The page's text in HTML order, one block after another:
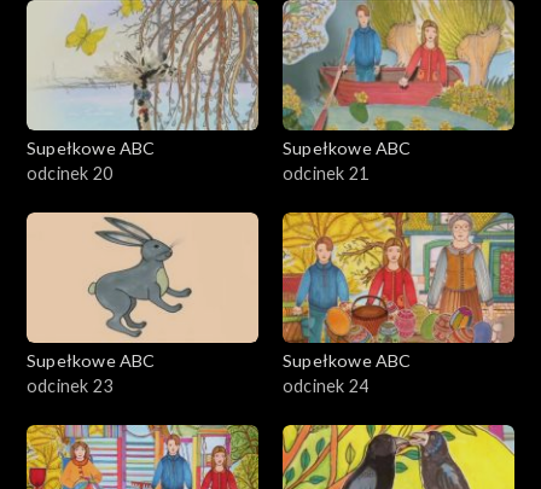
Supełkowe ABC
odcinek 20
Supełkowe ABC
odcinek 21
Supełkowe ABC
odcinek 23
Supełkowe ABC
odcinek 24